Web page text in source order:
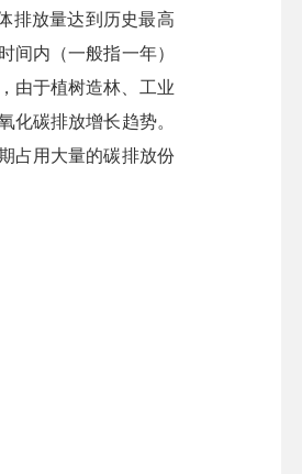
排放量达到历史最高
间内（一般指一年）
由于植树造林、工业
化碳排放增长趋势。
占用大量的碳排放份